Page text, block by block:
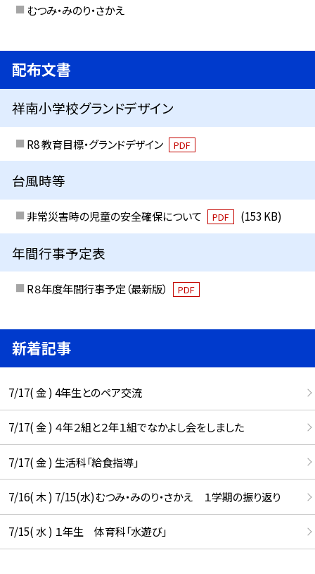
むつみ・みのり・さかえ
配布文書
祥南小学校グランドデザイン
R8 教育目標・グランドデザイン PDF
台風時等
非常災害時の児童の安全確保について PDF (153 KB)
年間行事予定表
R８年度年間行事予定（最新版） PDF
新着記事
7/17( 金 ) 4年生とのペア交流
7/17( 金 ) ４年２組と２年１組でなかよし会をしました
7/17( 金 ) 生活科「給食指導」
7/16( 木 ) 7/15(水)むつみ・みのり・さかえ １学期の振り返り
7/15( 水 ) １年生 体育科「水遊び」